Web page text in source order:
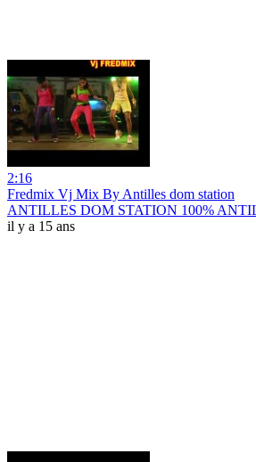
2:16
Fredmix Vj Mix By Antilles dom station
ANTILLES DOM STATION 100%
il y a 15 ans